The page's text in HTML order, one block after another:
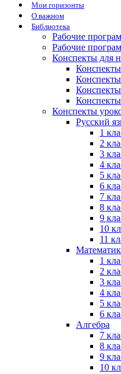
Мои горизонты
О важном
Библиотека
Рабочие
Рабочие
Конспекты для
Конспекты
Конспекты
Конспекты
Конспекты
Конспекты
Русский
1
2
3
4
5
6
7
8
9
10
11
1
2
3
4
5
6
Алгебра
7
8
9
10